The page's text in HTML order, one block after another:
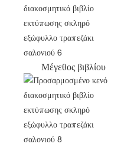
Μέγεθος βιβλίου